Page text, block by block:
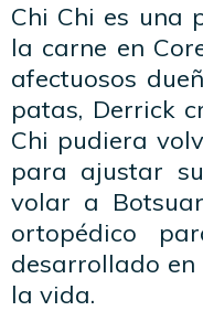
Chi Chi es una
la carne en
afectuosos
patas, Derrick
Chi pudiera
para ajustar
volar a
ortopédico
desarrollado
la vida.